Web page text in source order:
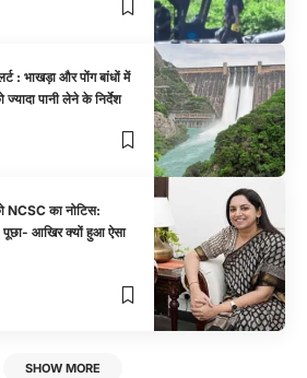
: भाखड़ा और पोंग बांधों में
पानी लेने के निर्देश
NCSC का नोटिस:
पूछा- आखिर क्यों हुआ ऐसा
SHOW MORE